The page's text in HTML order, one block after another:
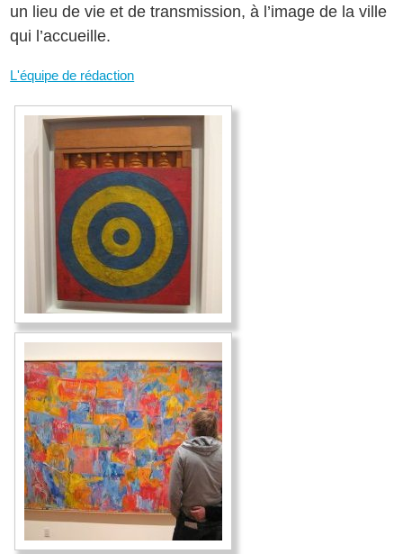
un lieu de vie et de transmission, à l’image de la ville
qui l’accueille.
L'équipe de rédaction